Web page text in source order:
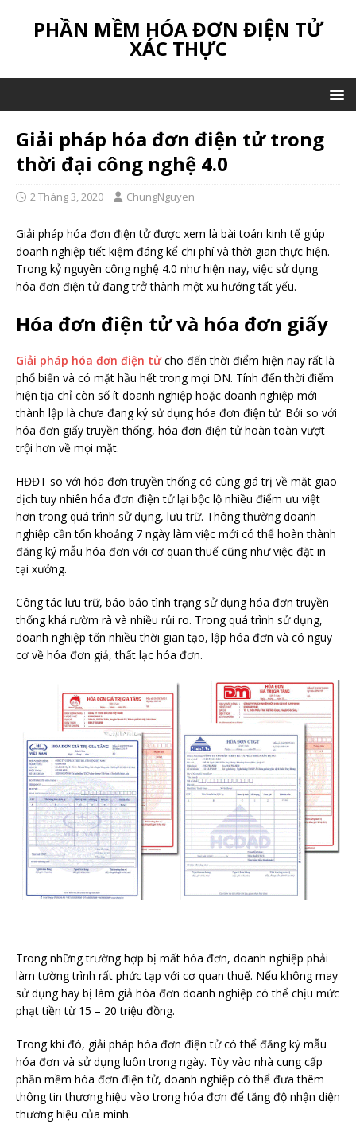
PHẦN MỀM HÓA ĐƠN ĐIỆN TỬ
XÁC THỰC
Giải pháp hóa đơn điện tử trong
thời đại công nghệ 4.0
2 Tháng 3, 2020 ChungNguyen
Giải pháp hóa đơn điện tử được xem là bài toán kinh tế giúp
doanh nghiệp tiết kiệm đáng kể chi phí và thời gian thực hiện.
Trong kỷ nguyên công nghệ 4.0 như hiện nay, việc sử dụng
hóa đơn điện tử đang trở thành một xu hướng tất yếu.
Hóa đơn điện tử và hóa đơn giấy
Giải pháp hóa đơn điện tửcho đến thời điểm hiện nay rất là
phổ biến và có mặt hầu hết trong mọi DN. Tính đến thời điểm
hiện tịa chỉ còn số ít doanh nghiệp hoặc doanh nghiệp mới
thành lập là chưa đang ký sử dụng hóa đơn điện tử. Bởi so với
hóa đơn giấy truyền thống, hóa đơn điện tử hoàn toàn vượt
trội hơn về mọi mặt.
HĐĐT so với hóa đơn truyền thống có cùng giá trị về mặt giao
dịch tuy nhiên hóa đơn điện tử lại bộc lộ nhiều điểm ưu việt
hơn trong quá trình sử dụng, lưu trữ. Thông thường doanh
nghiệp cần tốn khoảng 7 ngày làm việc mới có thể hoàn thành
đăng ký mẫu hóa đơn với cơ quan thuế cũng như việc đặt in
tại xưởng.
Công tác lưu trữ, báo báo tình trạng sử dụng hóa đơn truyền
thống khá rườm rà và nhiều rủi ro. Trong quá trình sử dụng,
doanh nghiệp tốn nhiều thời gian tạo, lập hóa đơn và có nguy
cơ về hóa đơn giả, thất lạc hóa đơn.
Trong những trường hợp bị mất hóa đơn, doanh nghiệp phải
làm tường trình rất phức tạp với cơ quan thuế. Nếu không may
sử dụng hay bị làm giả hóa đơn doanh nghiệp có thể chịu mức
phạt tiền từ 15 – 20 triệu đồng.
Trong khi đó, giải pháp hóa đơn điện tử có thể đăng ký mẫu
hóa đơn và sử dụng luôn trong ngày. Tùy vào nhà cung cấp
phần mềm hóa đơn điện tử, doanh nghiệp có thể đưa thêm
thông tin thương hiệu vào trong hóa đơn để tăng độ nhận diện
thương hiệu của mình.